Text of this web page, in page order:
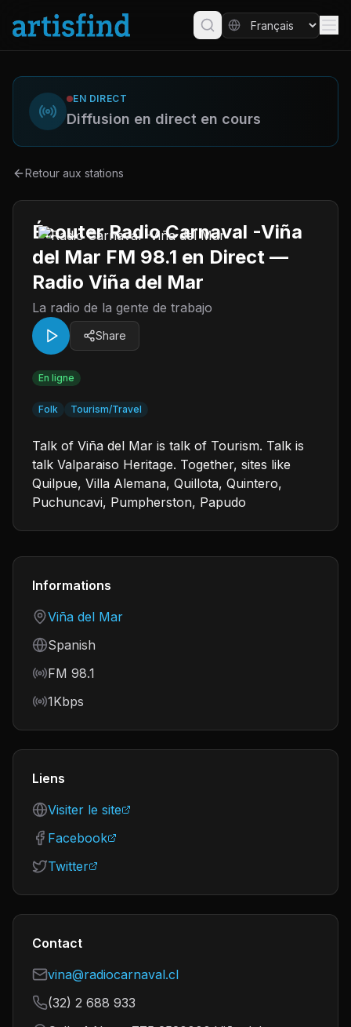
EN DIRECT
Diffusion en direct en cours
Retour aux stations
Écouter Radio Carnaval -Viña
del Mar FM 98.1 en Direct —
Radio Viña del Mar
La radio de la gente de trabajo
Share
En ligne
Folk Tourism/Travel
Talk of Viña del Mar is talk of Tourism. Talk is
talk Valparaiso Heritage. Together, sites like
Quilpue, Villa Alemana, Quillota, Quintero,
Puchuncavi, Pumpherston, Papudo
Informations
Country
Viña del Mar
Language
Spanish
Frequency
FM 98.1
Bitrate
1Kbps
Liens
Visiter le site
Facebook
Twitter
Contact
vina@radiocarnaval.cl
(32) 2 688 933